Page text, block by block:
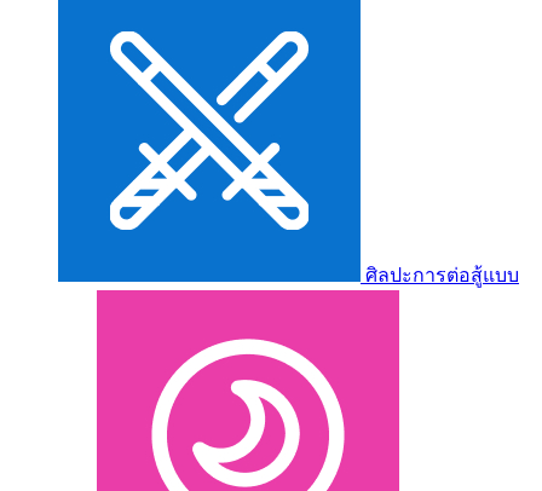
ศิลปะการต่อสู้แบบ